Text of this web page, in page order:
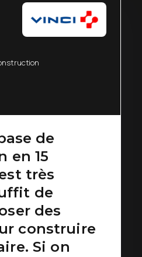
- NEFAB
meilleure
et qui
dans
métiers !
de
en 15
très
de
des
construire
Si on